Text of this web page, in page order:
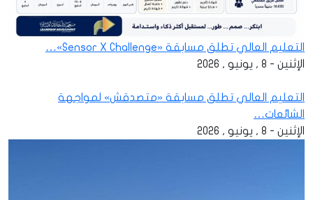
التعليم العالي تطلق مسابقة «Sensor X Challenge»…
الإثنين - 8 , يونيو , 2026
التعليم العالي تطلق مسابقة «متصدقش» لمواجهة
الشائعات…
الإثنين - 8 , يونيو , 2026